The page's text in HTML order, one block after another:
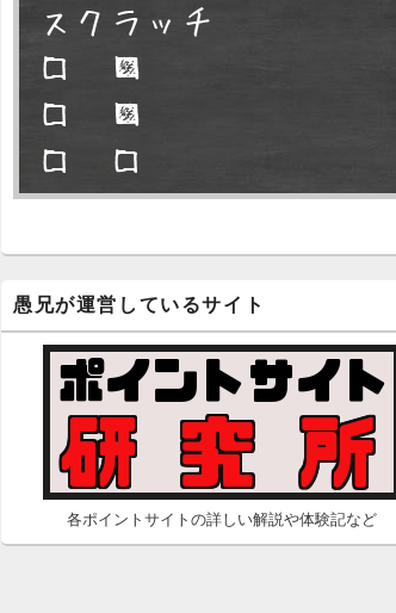
いません。
6/2 10:04
永久不滅.comの本日分の更新が完
了しました。
6/2 2:22（Dr.N）
新は難しいかもしれません。
5/26 2:52（Dr.N）
時間の都合が付かないため、5月26
日の更新は休みます。申し訳あり
ません。
5/23 16:32（Dr.N）
スクラッチ
□ ■
□ ■
□ □
■ ■
□ □
□ □
愚兄が運営しているサイト
各ポイントサイトの詳しい解説や体験記など